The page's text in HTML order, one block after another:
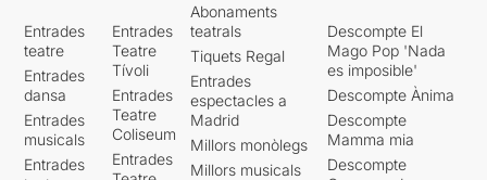
Entrades
teatre
Entrades
dansa
Entrades
musicals
Entrades
Entrades
Teatre
Tívoli
Entrades
Teatre
Coliseum
Entrades
Abonaments
teatrals
Tiquets Regal
Entrades
espectacles a
Madrid
Millors monòlegs
Millors musicals
Descompte El
Mago Pop 'Nada
es imposible'
Descompte Ànima
Descompte
Mamma mia
Descompte